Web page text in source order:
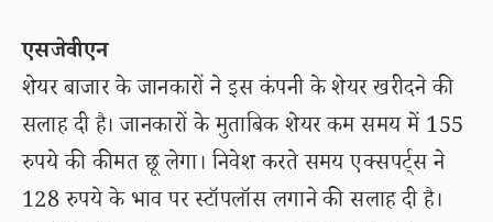
एसजेवीएन
शेयर बाजार के जानकारों ने इस कंपनी के शेयर खरीदने की
सलाह दी है। जानकारों के मुताबिक शेयर कम समय में 155
रुपये की कीमत छू लेगा। निवेश करते समय एक्सपर्ट्स ने
128 रुपये के भाव पर स्टॉपलॉस लगाने की सलाह दी है।